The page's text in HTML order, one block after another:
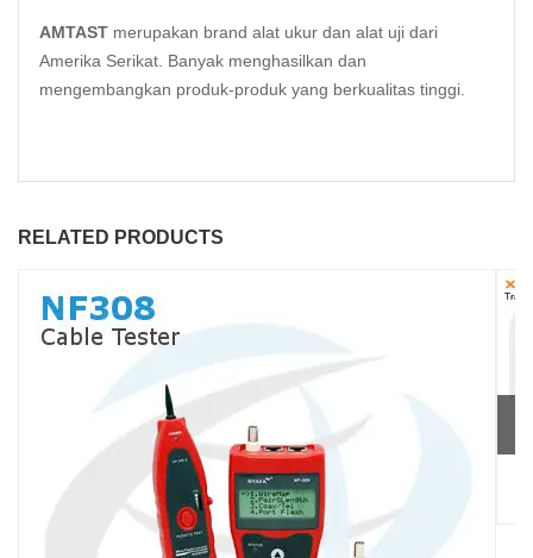
AMTAST merupakan brand alat ukur dan alat uji dari
Amerika Serikat. Banyak menghasilkan dan
mengembangkan produk-produk yang berkualitas tinggi.
RELATED PRODUCTS